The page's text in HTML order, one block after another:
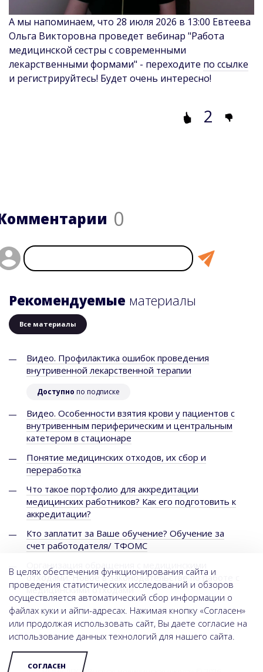
В целях обеспечения функционирования сайта и
проведения статистических исследований и обзоров
осуществляется автоматический сбор информации о
файлах куки и айпи-адресах. Нажимая кнопку «Согласен»
или продолжая использовать сайт, Вы даете согласие на
использование данных технологий для нашего сайта.
СОГЛАСЕН
А мы напоминаем, что 28 июля 2026 в 13:00 Евтеева
Ольга Викторовна проведет вебинар "Работа
медицинской сестры с современными
лекарственными формами" - переходите по ссылке
и регистрируйтесь! Будет очень интересно!
2
0
Рекомендуемые материалы
Все материалы
Видео. Профилактика ошибок проведения
внутривенной лекарственной терапии
Доступно по подписке
Видео. Особенности взятия крови у пациентов с
внутривенным периферическим и центральным
катетером в стационаре
Понятие медицинских отходов, их сбор и
переработка
Что такое портфолио для аккредитации
медицинских работников? Как его подготовить к
аккредитации?
Кто заплатит за Ваше обучение? Обучение за
счет работодателя/ ТФОМС
Организация обращения с медицинскими
отходами. Новое в законодательстве по работе с
медицинскими отходами